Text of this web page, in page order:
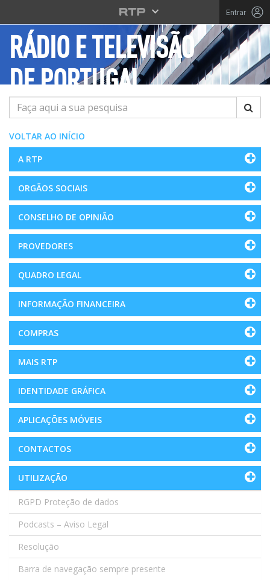
Saltar para o conteúdo principal
Entrar
RÁDIO E TELEVISÃO
DE PORTUGAL
Pesquisar
VOLTAR AO INÍCIO
A RTP
ORGÃOS SOCIAIS
CONSELHO DE OPINIÃO
PROVEDORES
QUADRO LEGAL
INFORMAÇÃO FINANCEIRA
COMPRAS
MAIS RTP
IDENTIDADE GRÁFICA
APLICAÇÕES MÓVEIS
CONTACTOS
UTILIZAÇÃO
RGPD Proteção de dados
Podcasts – Aviso Legal
Resolução
Barra de navegação sempre presente